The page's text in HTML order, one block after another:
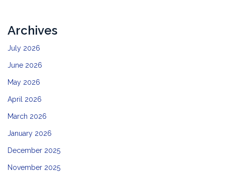
Archives
July 2026
June 2026
May 2026
April 2026
March 2026
January 2026
December 2025
November 2025